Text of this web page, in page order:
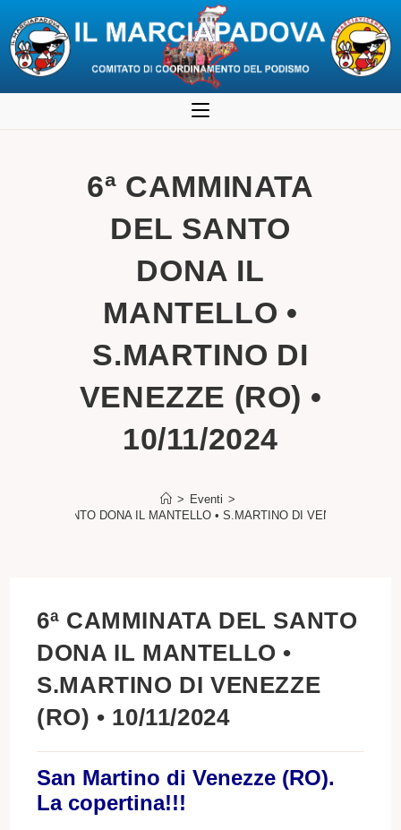
al
6ª CAMMINATA
DEL SANTO
DONA IL
MANTELLO •
S.MARTINO DI
VENEZZE (RO) •
10/11/2024
> Eventi >
DEL SANTO DONA IL MANTELLO • S.MARTINO DI VENEZZE (RO) •
6ª CAMMINATA DEL SANTO
DONA IL MANTELLO •
S.MARTINO DI VENEZZE
(RO) • 10/11/2024
San Martino di Venezze (RO).
La copertina!!!